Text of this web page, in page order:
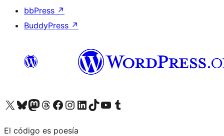
bbPress ↗
BuddyPress ↗
Visita nuestra cuenta de X (anteriormente Twitter)
Visita nuestra cuenta de Bluesky
Visita nuestra cuenta de Mastodon
Visita nuestra cuenta de Threads
Visita nuestra página de Facebook
Visita nuestra cuenta de Instagram
Visita nuestra cuenta de LinkedIn
Visita nuestra cuenta de TikTok
Visita nuestro canal de YouTube
Visita nuestra cuenta de Tumblr
El código es poesía